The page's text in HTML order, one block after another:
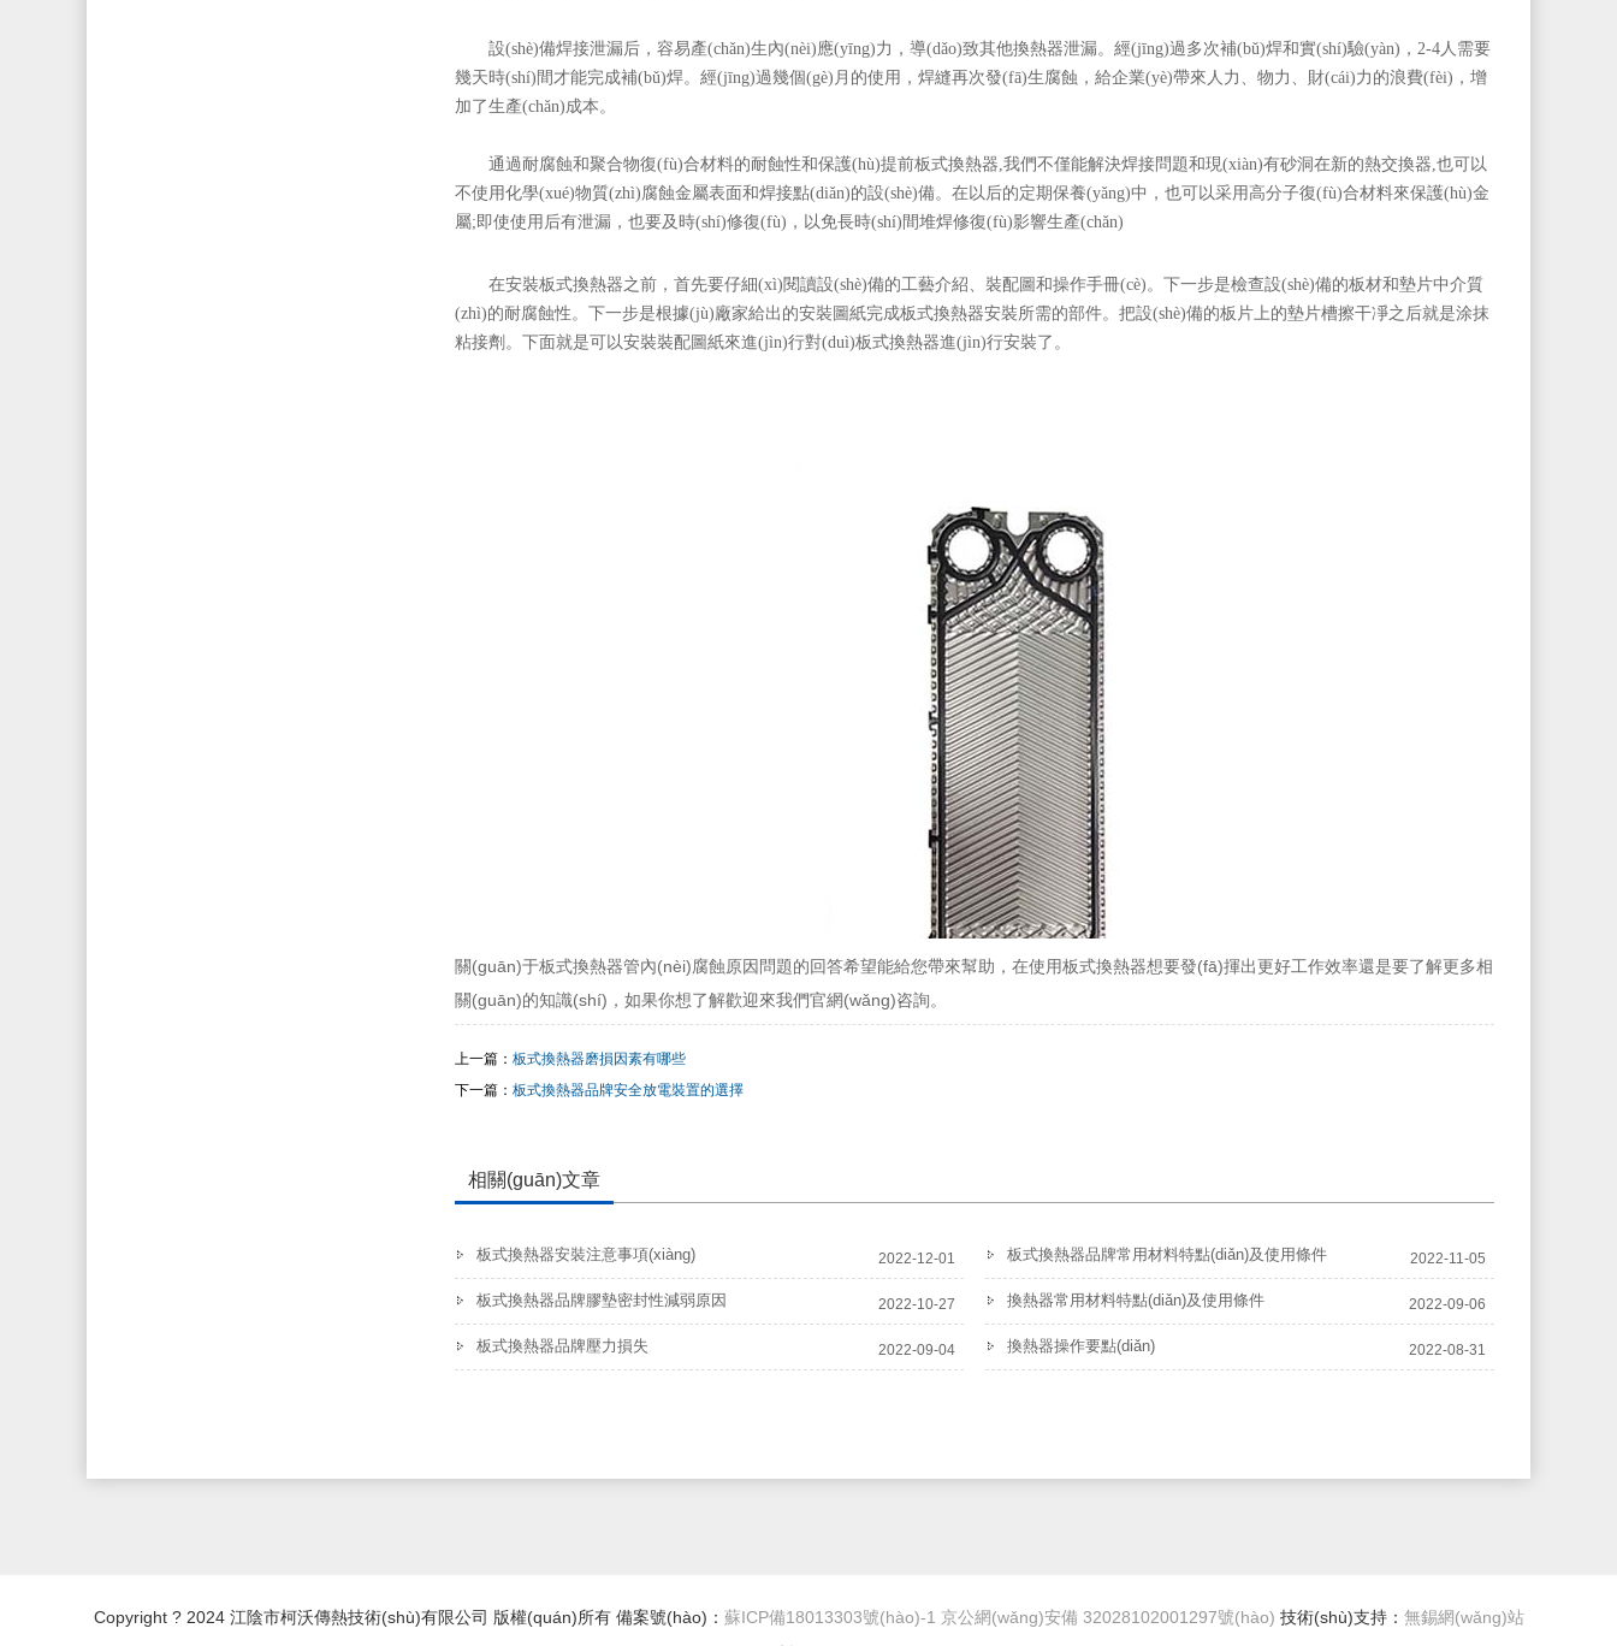
設(shè)備焊接泄漏后，容易產(chǎn)生內(nèi)應(yīng)力，導(dǎo)致其他換熱器泄漏。經(jīng)過多次補(bǔ)焊和實(shí)驗(yàn)，2-4人需要
幾天時(shí)間才能完成補(bǔ)焊。經(jīng)過幾個(gè)月的使用，焊縫再次發(fā)生腐蝕，給企業(yè)帶來人力、物力、財(cái)力的浪費(fèi)，增
加了生產(chǎn)成本。
通過耐腐蝕和聚合物復(fù)合材料的耐蝕性和保護(hù)提前板式換熱器,我們不僅能解決焊接問題和現(xiàn)有砂洞在新的熱交換器,也可以
不使用化學(xué)物質(zhì)腐蝕金屬表面和焊接點(diǎn)的設(shè)備。在以后的定期保養(yǎng)中，也可以采用高分子復(fù)合材料來保護(hù)金
屬;即使使用后有泄漏，也要及時(shí)修復(fù)，以免長時(shí)間堆焊修復(fù)影響生產(chǎn)
在安裝板式換熱器之前，首先要仔細(xì)閱讀設(shè)備的工藝介紹、裝配圖和操作手冊(cè)。下一步是檢查設(shè)備的板材和墊片中介質
(zhì)的耐腐蝕性。下一步是根據(jù)廠家給出的安裝圖紙完成板式換熱器安裝所需的部件。把設(shè)備的板片上的墊片槽擦干凈之后就是涂抹
粘接劑。下面就是可以安裝裝配圖紙來進(jìn)行對(duì)板式換熱器進(jìn)行安裝了。
關(guān)于板式換熱器管內(nèi)腐蝕原因問題的回答希望能給您帶來幫助，在使用板式換熱器想要發(fā)揮出更好工作效率還是要了解更多相
關(guān)的知識(shí)，如果你想了解歡迎來我們官網(wǎng)咨詢。
上一篇： 板式換熱器磨損因素有哪些
下一篇： 板式換熱器品牌安全放電裝置的選擇
相關(guān)文章
板式換熱器安裝注意事項(xiàng) 2022-12-01 板式換熱器品牌常用材料特點(diǎn)及使用條件 2022-11-05
板式換熱器品牌膠墊密封性減弱原因 2022-10-27 換熱器常用材料特點(diǎn)及使用條件 2022-09-06
板式換熱器品牌壓力損失 2022-09-04 換熱器操作要點(diǎn) 2022-08-31
Copyright ? 2024 江陰市柯沃傳熱技術(shù)有限公司 版權(quán)所有 備案號(hào)： 蘇ICP備18013303號(hào)-1 京公網(wǎng)安備 32028102001297號(hào) 技術(shù)支持： 無錫網(wǎng)站